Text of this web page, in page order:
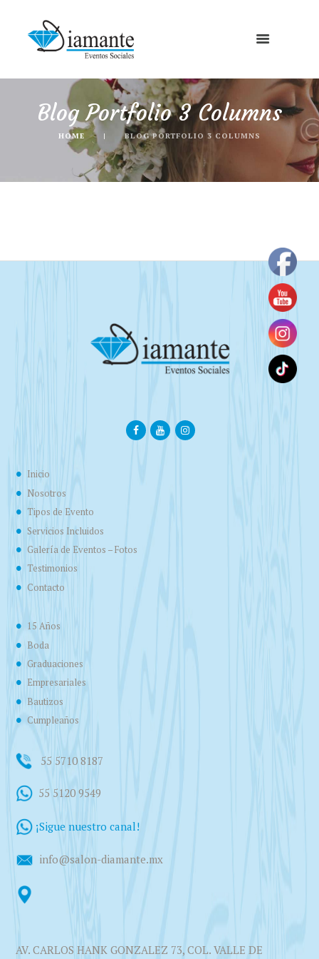
Blog Portfolio 3 Columns
HOME BLOG PORTFOLIO 3 COLUMNS
Inicio
Nosotros
Tipos de Evento
Servicios Incluidos
Galería de Eventos – Fotos
Testimonios
Contacto
15 Años
Boda
Graduaciones
Empresariales
Bautizos
Cumpleaños
55 5710 8187
55 5120 9549
¡Sigue nuestro canal!
info@salon-diamante.mx
AV. CARLOS HANK GONZALEZ 73, COL. VALLE DE